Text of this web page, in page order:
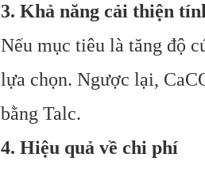
3. Khả năng cải thiện
Nếu mục tiêu là tăng độ
lựa chọn. Ngược lại,
bằng Talc.
4. Hiệu quả về chi phí